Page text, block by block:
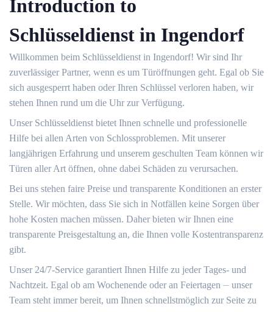
Introduction to
Schlüsseldienst in Ingendorf
Willkommen beim Schlüsseldienst in Ingendorf!​ Wir sind Ihr
zuverlässiger Partner, wenn es um Türöffnungen geht.​ Egal ob Sie
sich ausgesperrt haben oder Ihren Schlüssel verloren haben, wir
stehen Ihnen rund um die Uhr zur Verfügung.​
Unser Schlüsseldienst bietet Ihnen schnelle und professionelle
Hilfe bei allen Arten von Schlossproblemen.​ Mit unserer
langjährigen Erfahrung und unserem geschulten Team können wir
Türen aller Art öffnen, ohne dabei Schäden zu verursachen.​
Bei uns stehen faire Preise und transparente Konditionen an erster
Stelle.​ Wir möchten, dass Sie sich in Notfällen keine Sorgen über
hohe Kosten machen müssen.​ Daher bieten wir Ihnen eine
transparente Preisgestaltung an, die Ihnen volle Kostentransparenz
gibt.​
Unser 24/7-Service garantiert Ihnen Hilfe zu jeder Tages- und
Nachtzeit. Egal ob am Wochenende oder an Feiertagen ⏤ unser
Team steht immer bereit, um Ihnen schnellstmöglich zur Seite zu